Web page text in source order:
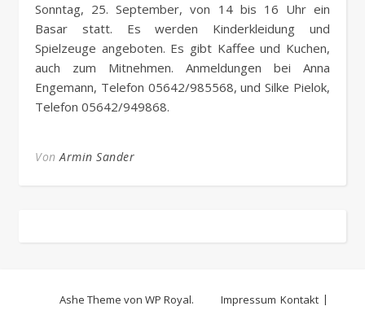
Sonntag, 25. September, von 14 bis 16 Uhr ein
Basar statt. Es werden Kinderkleidung und
Spielzeuge angeboten. Es gibt Kaffee und Kuchen,
auch zum Mitnehmen. Anmeldungen bei Anna
Engemann, Telefon 05642/985568, und Silke Pielok,
Telefon 05642/949868.
VonArmin Sander
Impressum Kontakt
Ashe Theme von WP Royal.